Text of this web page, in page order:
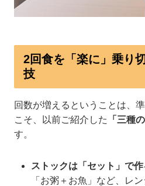
2回食を「楽に」乗り
技
回数が増えるということは、
こそ、以前ご紹介した
「三種
す。
ストックは「セット」で作
「お粥＋お魚」など、レ